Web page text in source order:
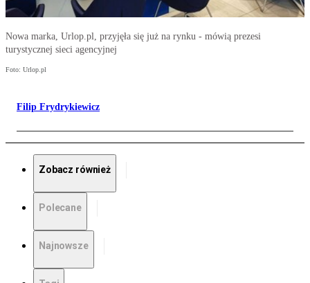
Nowa marka, Urlop.pl, przyjęła się już na rynku - mówią prezesi
turystycznej sieci agencyjnej
Foto: Urlop.pl
Filip Frydrykiewicz
Zobacz również
Polecane
Najnowsze